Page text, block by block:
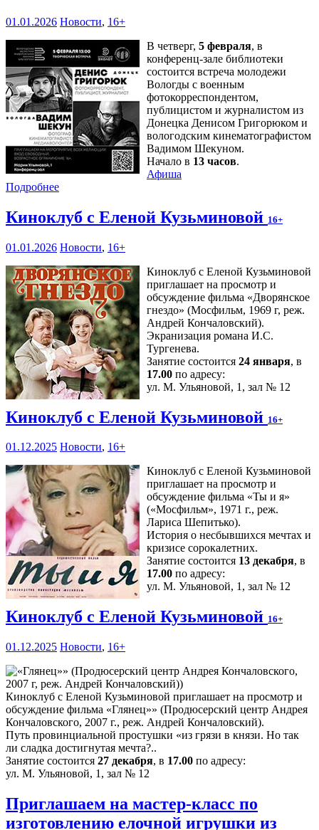
01.01.2026 Новости, 16+
В четверг, 5 февраля, в
конференц-зале библиотеки
состоится встреча молодежи
Вологды с военным
фотокорреспондентом,
публицистом и журналистом из
Донецка Денисом Григорюком и
вологодским кинематографистом
Вадимом Шекуном.
Начало в 13 часов.
Афиша
Подробнее
Киноклуб с Еленой Кузьминовой 16+
01.01.2026 Новости, 16+
Киноклуб с Еленой Кузьминовой
приглашает на просмотр и
обсуждение фильма «Дворянское
гнездо» (Мосфильм, 1969 г, реж.
Андрей Кончаловский).
Экранизация романа И.С.
Тургенева.
Занятие состоится 24 января, в
17.00 по адресу:
ул. М. Ульяновой, 1, зал № 12
Киноклуб с Еленой Кузьминовой 16+
01.12.2025 Новости, 16+
Киноклуб с Еленой Кузьминовой
приглашает на просмотр и
обсуждение фильма «Ты и я»
(«Мосфильм», 1971 г., реж.
Лариса Шепитько).
История о несбывшихся мечтах и
кризисе сорокалетних.
Занятие состоится 13 декабря, в
17.00 по адресу:
ул. М. Ульяновой, 1, зал № 12
Киноклуб с Еленой Кузьминовой 16+
01.12.2025 Новости, 16+
Киноклуб с Еленой Кузьминовой приглашает на просмотр и
обсуждение фильма «Глянец»» (Продюсерский центр Андрея
Кончаловского, 2007 г., реж. Андрей Кончаловский).
Путь провинциальной простушки «из грязи в князи. Но так
ли сладка достигнутая мечта?..
Занятие состоится 27 декабря, в 17.00 по адресу:
ул. М. Ульяновой, 1, зал № 12
Приглашаем на мастер-класс по
изготовлению елочной игрушки из